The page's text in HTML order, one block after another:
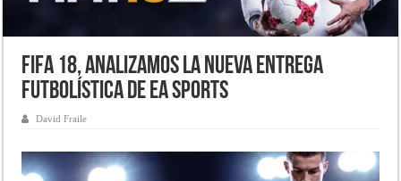
FIFA 18, analizamos la nueva entrega
futbolística de EA Sports
David Fraile